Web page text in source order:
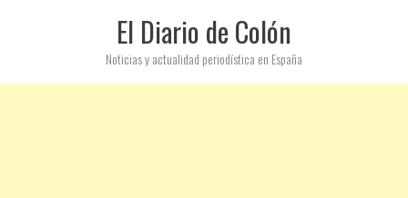
El Diario de Colón
Noticias y actualidad periodística en España